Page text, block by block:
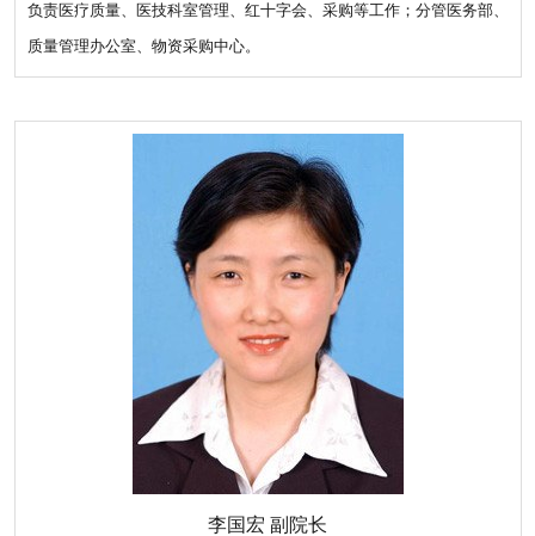
负责医疗质量、医技科室管理、红十字会、采购等工作；分管医务部、
质量管理办公室、物资采购中心。
李国宏 副院长